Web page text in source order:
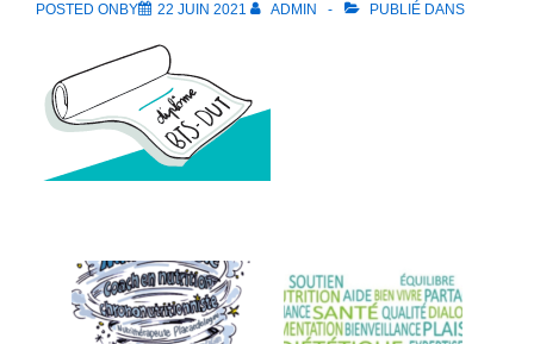
POSTED ONBY 22 JUIN 2021 ADMIN PUBLIÉ DANS